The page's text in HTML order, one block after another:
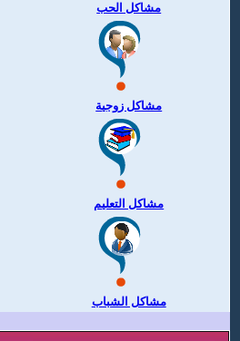
مشاكل الحب
مشاكل زوجية
مشاكل التعليم
مشاكل الشباب